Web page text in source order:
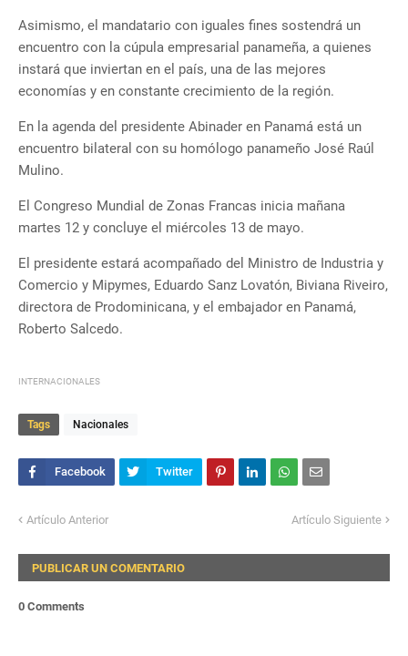
Asimismo, el mandatario con iguales fines sostendrá un
encuentro con la cúpula empresarial panameña, a quienes
instará que inviertan en el país, una de las mejores
economías y en constante crecimiento de la región.
En la agenda del presidente Abinader en Panamá está un
encuentro bilateral con su homólogo panameño José Raúl
Mulino.
El Congreso Mundial de Zonas Francas inicia mañana
martes 12 y concluye el miércoles 13 de mayo.
El presidente estará acompañado del Ministro de Industria y
Comercio y Mipymes, Eduardo Sanz Lovatón, Biviana Riveiro,
directora de Prodominicana, y el embajador en Panamá,
Roberto Salcedo.
INTERNACIONALES
Tags Nacionales
Artículo Anterior Artículo Siguiente
PUBLICAR UN COMENTARIO
0 Comments